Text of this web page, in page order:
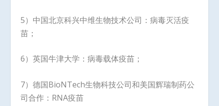
5）中国北京科兴中维生物技术公司：病毒灭活疫
苗；
6）英国牛津大学：病毒载体疫苗；
7）德国BioNTech生物科技公司和美国辉瑞制药公
司合作：RNA疫苗